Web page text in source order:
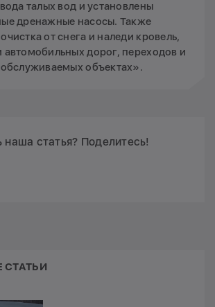
талых вод и установлены
дренажные насосы. Также
от снега и наледи кровель,
дорог, переходов и
объектах».
наша статья? Поделитесь!
СТАТЬИ